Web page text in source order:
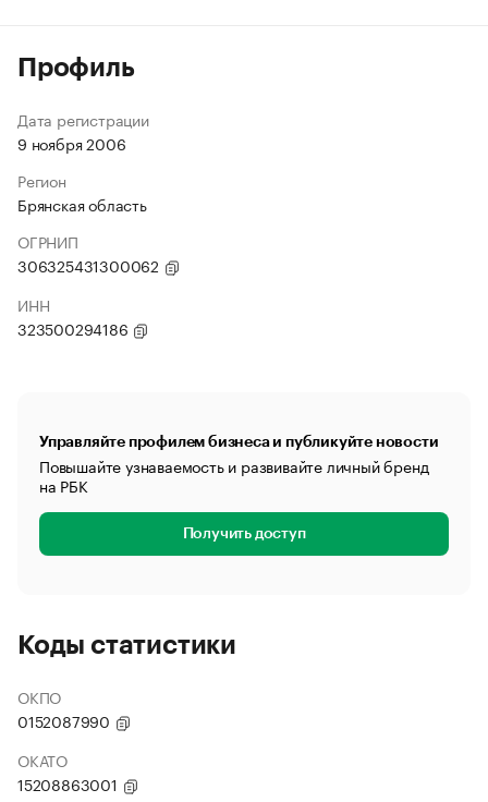
Профиль
Дата регистрации
9 ноября 2006
Регион
Брянская область
ОГРНИП
306325431300062
ИНН
323500294186
Управляйте профилем бизнеса и публикуйте новости
Повышайте узнаваемость и развивайте личный бренд
на РБК
Получить доступ
Коды статистики
ОКПО
0152087990
ОКАТО
15208863001